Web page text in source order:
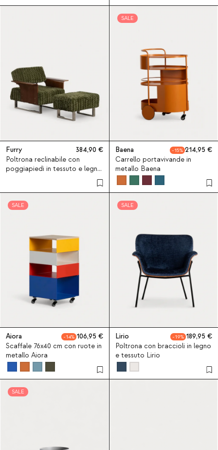
Furry
384,90
Poltrona reclinabile con
poggiapiedi in tessuto e legno
SALE
Baena 15
214,95
Carrello portavivande in
metallo Baena
SALE
Aiora 14
106,95
Scaffale 76x40 cm con ruote in
metallo Aiora
SALE
Lirio 19
189,95
Poltrona con braccioli in legno
e tessuto Lirio
SALE